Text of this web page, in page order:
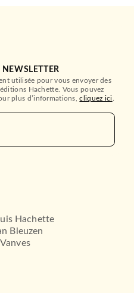
utilisée pour vous envoyer des
Hachette. Vous pouvez
plus d’informations,cliquez ici
Hachette
Bleuzen